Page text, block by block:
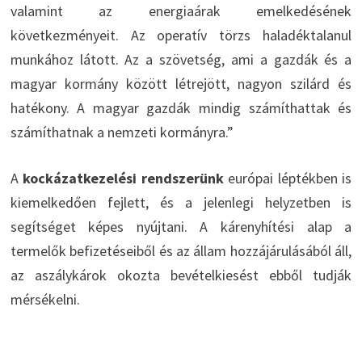
valamint az energiaárak emelkedésének
következményeit. Az operatív törzs haladéktalanul
munkához látott. Az a szövetség, ami a gazdák és a
magyar kormány között létrejött, nagyon szilárd és
hatékony. A magyar gazdák mindig számíthattak és
számíthatnak a nemzeti kormányra.”
A kockázatkezelési rendszerünkeurópai léptékben is
kiemelkedően fejlett, és a jelenlegi helyzetben is
segítséget képes nyújtani. A kárenyhítési alap a
termelők befizetéseiből és az állam hozzájárulásából áll,
az aszálykárok okozta bevételkiesést ebből tudják
mérsékelni.